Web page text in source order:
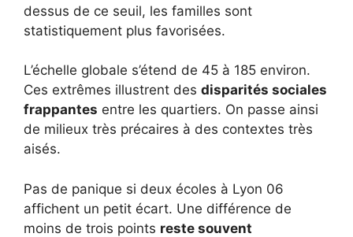
dessus de ce seuil, les familles sont
statistiquement plus favorisées.
L’échelle globale s’étend de 45 à 185 environ.
Ces extrêmes illustrent des disparités sociales
frappantes entre les quartiers. On passe ainsi
de milieux très précaires à des contextes très
aisés.
Pas de panique si deux écoles à Lyon 06
affichent un petit écart. Une différence de
moins de trois points reste souvent